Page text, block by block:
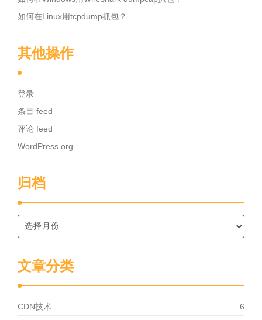
如何在Linux用tcpdump抓包？
其他操作
登录
条目 feed
评论 feed
WordPress.org
归档
文章分类
CDN技术
6